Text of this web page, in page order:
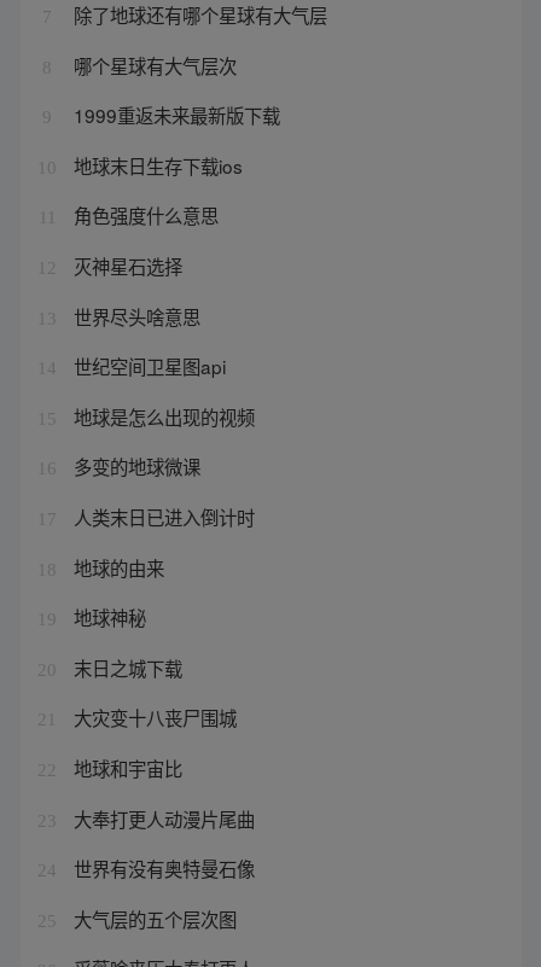
7 除了地球还有哪个星球有大气层
8 哪个星球有大气层次
9 1999重返未来最新版下载
10 地球末日生存下载ios
角色强度什么意思
12 灭神星石选择
13 世界尽头啥意思
14 世纪空间卫星图api
15 地球是怎么出现的视频
16 多变的地球微课
17 人类末日已进入倒计时
18 地球的由来
19 地球神秘
20 末日之城下载
21 大灾变十八丧尸围城
22 地球和宇宙比
23 大奉打更人动漫片尾曲
24 世界有没有奥特曼石像
25 大气层的五个层次图